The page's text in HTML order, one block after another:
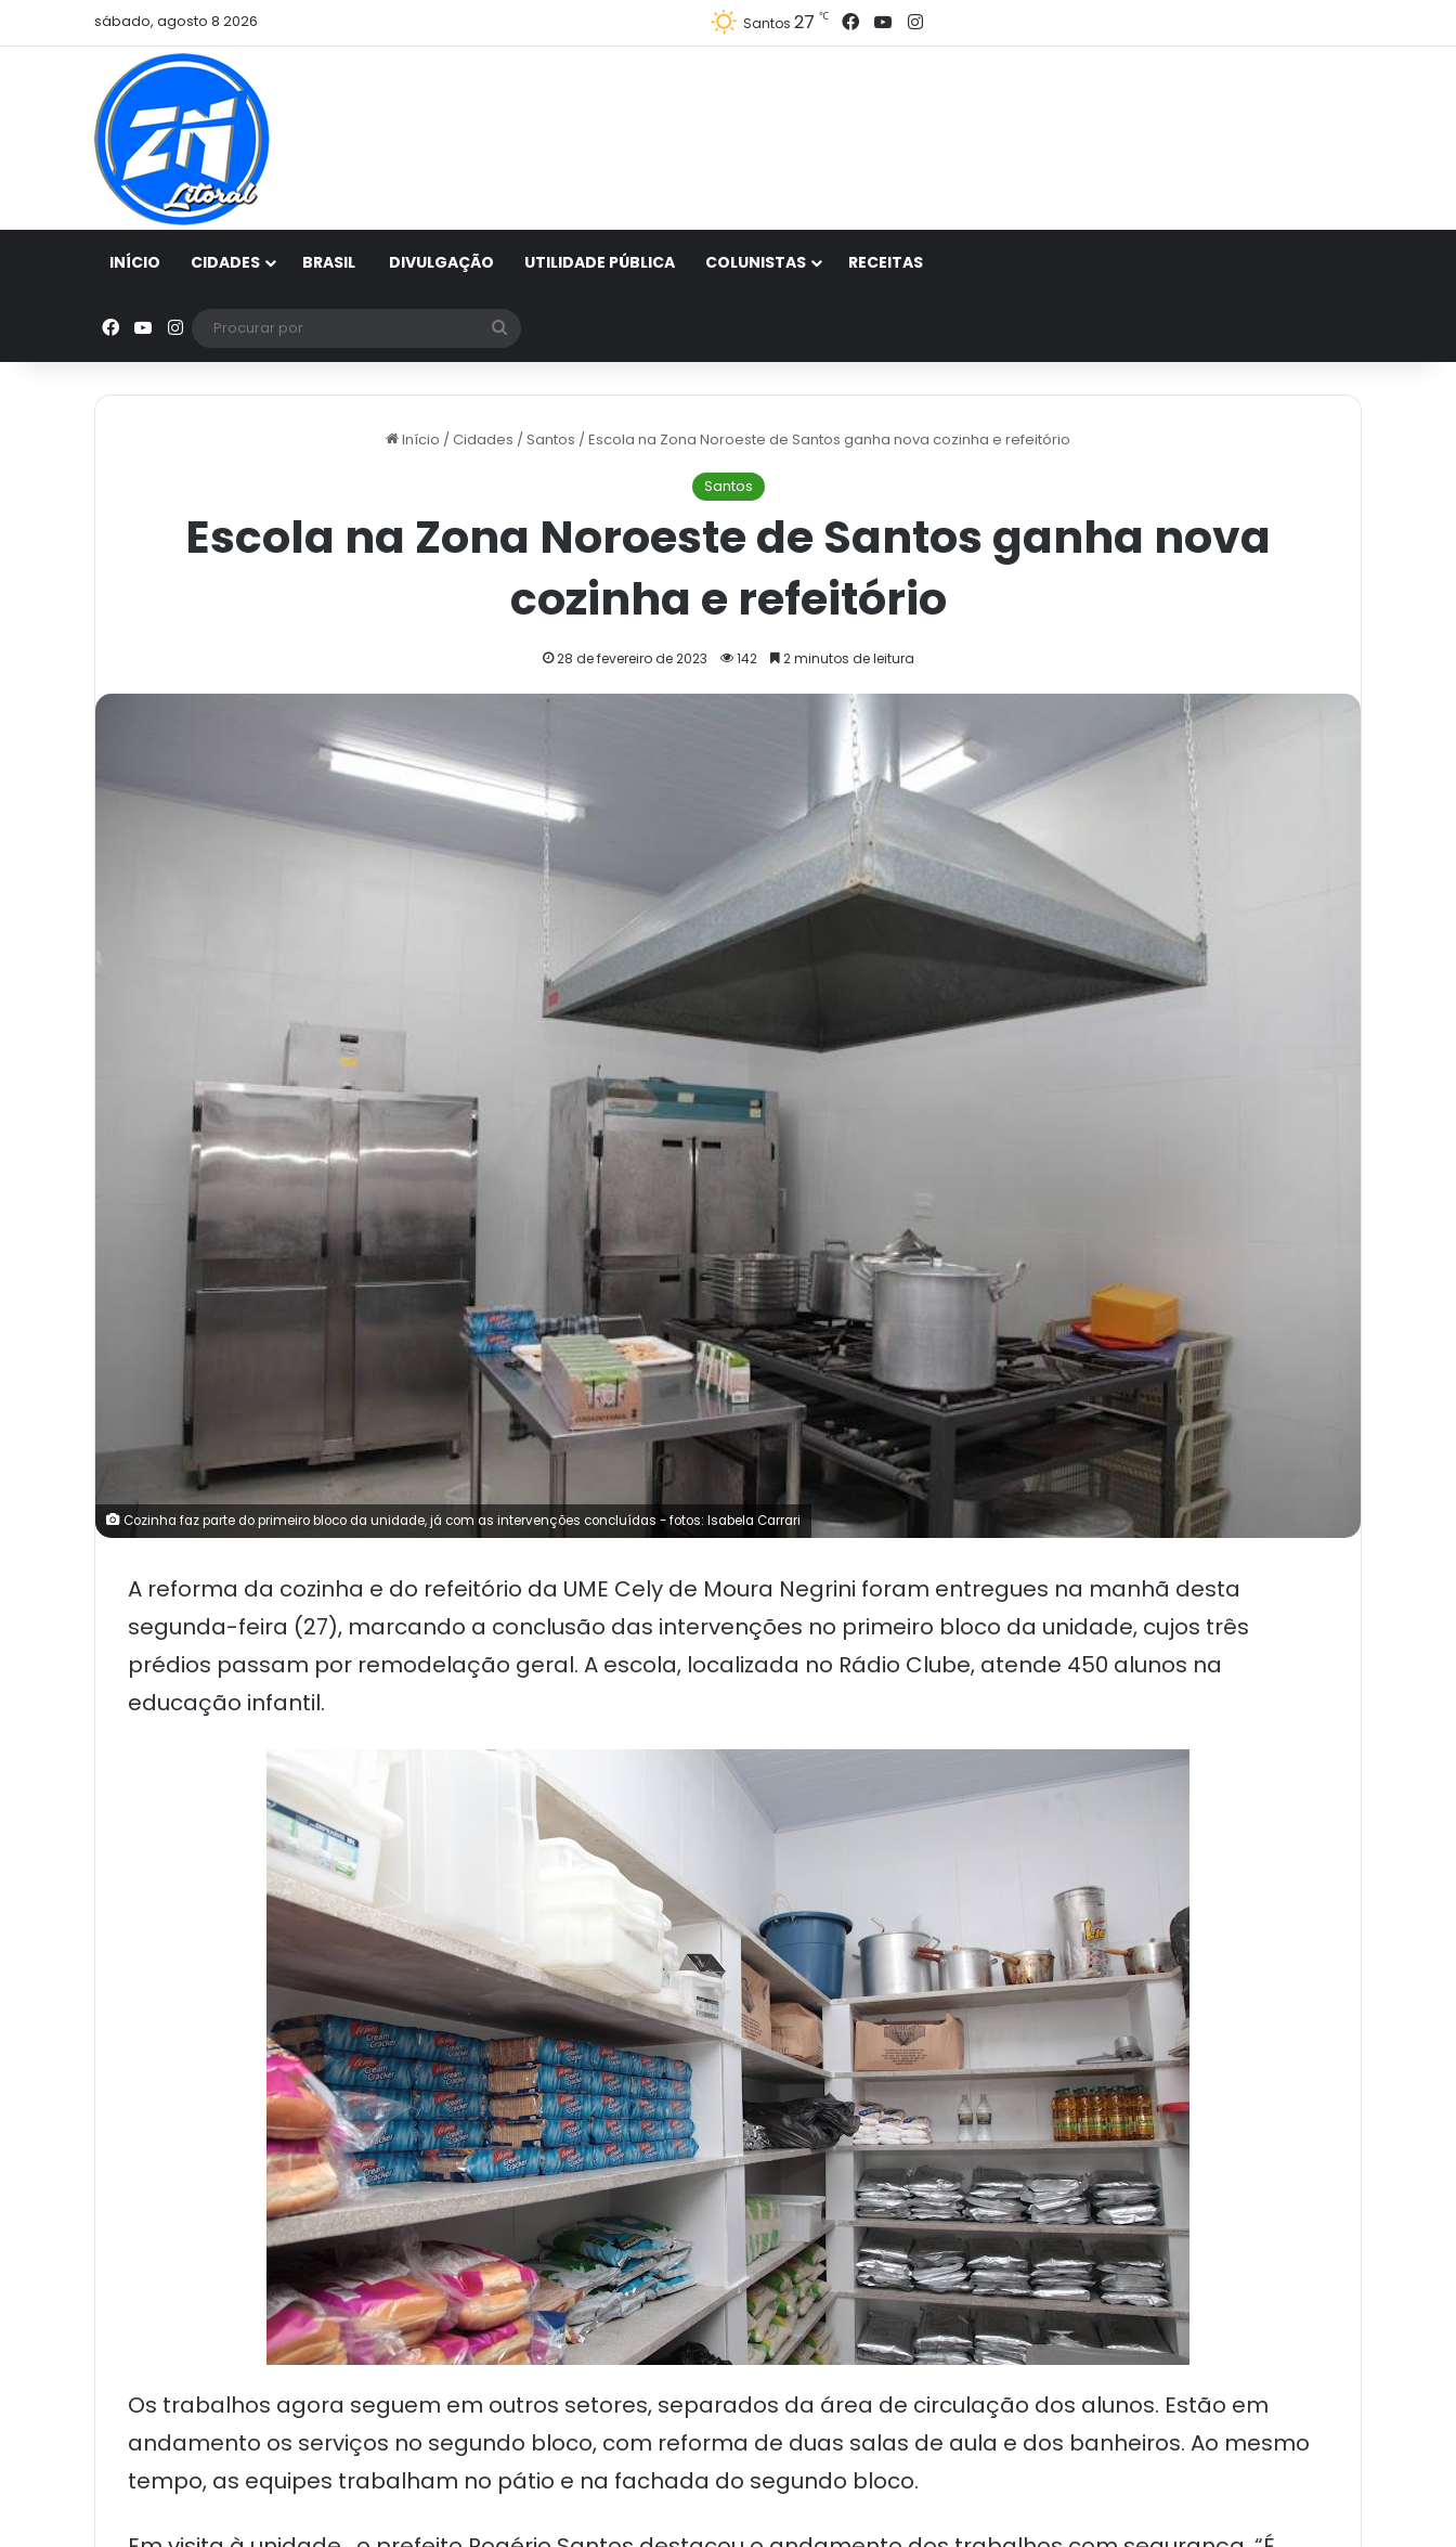
sábado, agosto 8 2026 Santos 27 ℃ Facebook
YouTubeInstagram
INÍCIO CIDADES BRASIL DIVULGAÇÃO UTILIDADE PÚBLICA COLUNISTAS RECEITAS
Facebook
YouTube
Instagram
por
Início /Cidades /Santos /Escola na Zona Noroeste de Santos ganha nova cozinha e refeitório
Santos
Escola na Zona Noroeste de Santos ganha nova
cozinha e refeitório
28 de fevereiro de 2023 142 2 minutos de leitura
Cozinha faz parte do primeiro bloco da unidade, já com as intervenções concluídas - fotos: Isabela Carrari
A reforma da cozinha e do refeitório da UME Cely de Moura Negrini foram entregues na manhã desta
segunda-feira (27), marcando a conclusão das intervenções no primeiro bloco da unidade, cujos três
prédios passam por remodelação geral. A escola, localizada no Rádio Clube, atende 450 alunos na
educação infantil.
Os trabalhos agora seguem em outros setores, separados da área de circulação dos alunos. Estão em
andamento os serviços no segundo bloco, com reforma de duas salas de aula e dos banheiros. Ao mesmo
tempo, as equipes trabalham no pátio e na fachada do segundo bloco.